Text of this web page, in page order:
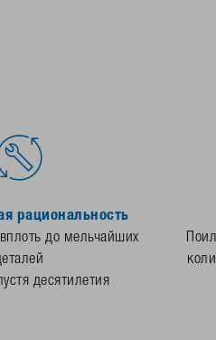
рациональность
до мельчайших
десятилетия